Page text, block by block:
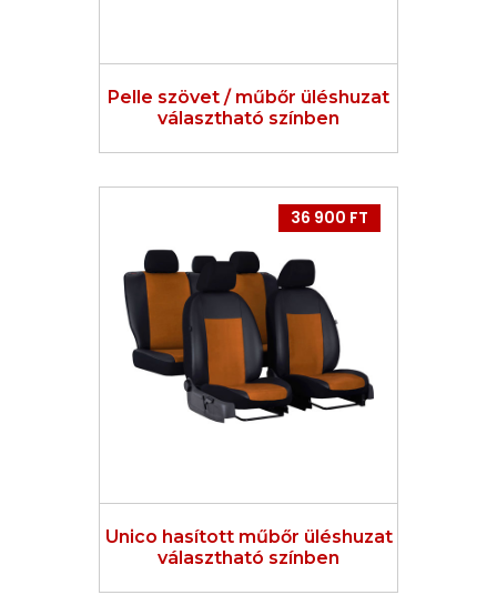
Pelle szövet / műbőr üléshuzat
választható színben
36 900 FT
Unico hasított műbőr üléshuzat
választható színben